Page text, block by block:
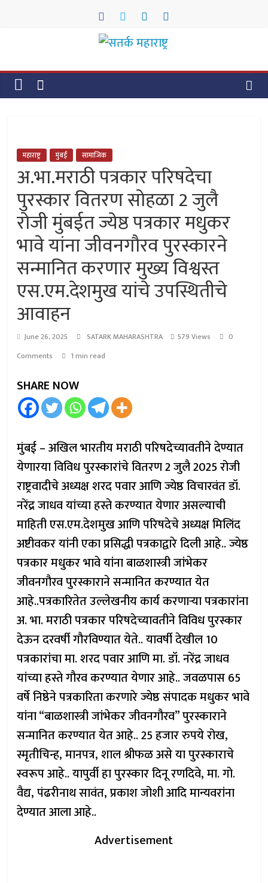
सतर्क
महाराष्ट्र
महाराष्ट्र मुंबई सामाजिक
अ.भा.मराठी पत्रकार परिषदेचा
पुरस्कार वितरण सोहळा 2 जुलै
रोजी मुंबईत ज्येष्ठ पत्रकार मधुकर
भावे यांना जीवनगौरव पुरस्कारने
सन्मानित करणार मुख्य विश्वस्त
एस.एम.देशमुख यांचे उपस्थितीचे
आवाहन
June 26, 2025 SATARK MAHARASHTRA 579 Views
0
Comments
1 min read
SHARE NOW
मुंबई – अखिल भारतीय मराठी परिषदेच्यावतीने देण्यात
येणारया विविध पुरस्कारांचे वितरण 2 जुलै 2025 रोजी
राष्ट्रवादीचे अध्यक्ष शरद पवार आणि ज्येष्ठ विचारवंत डॉ.
नरेंद्र जाधव यांच्या हस्ते करण्यात येणार असल्याची
माहिती एस.एम.देशमुख आणि परिषदेचे अध्यक्ष मिलिंद
अष्टीवकर यांनी एका प्रसिद्धी पत्रकाद्वारे दिली आहे.. ज्येष्ठ
पत्रकार मधुकर भावे यांना बाळशास्त्री जांभेकर
जीवनगौरव पुरस्काराने सन्मानित करण्यात येत
आहे..पत्रकारितेत उल्लेखनीय कार्य करणाऱ्या पत्रकारांना
अ. भा. मराठी पत्रकार परिषदेच्यावतीने विविध पुरस्कार
देऊन दरवर्षी गौरविण्यात येते.. यावर्षी देखील 10
पत्रकारांचा मा. शरद पवार आणि मा. डॉ. नरेंद्र जाधव
यांच्या हस्ते गौरव करण्यात येणार आहे.. जवळपास 65
वर्षे निष्ठेने पत्रकारिता करणारे ज्येष्ठ संपादक मधुकर भावे
यांना “बाळशास्त्री जांभेकर जीवनगौरव” पुरस्काराने
सन्मानित करण्यात येत आहे.. 25 हजार रुपये रोख,
स्मृतीचिन्ह, मानपत्र, शाल श्रीफळ असे या पुरस्काराचे
स्वरूप आहे.. यापुर्वी हा पुरस्कार दिनू रणदिवे, मा. गो.
वैद्य, पंढरीनाथ सावंत, प्रकाश जोशी आदि मान्यवरांना
देण्यात आला आहे..
Advertisement